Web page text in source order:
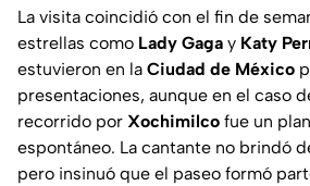
La visita coincidió con el fin de
estrellas como Lady Gaga y Katy
estuvieron en la Ciudad de México
presentaciones, aunque en el caso
recorrido por Xochimilco fue un
espontáneo. La cantante no brindó
pero insinuó que el paseo formó